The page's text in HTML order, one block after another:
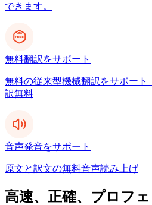
できます。
無料翻訳をサポート
無料の従来型機械翻訳をサポート
訳無料
音声発音をサポート
原文と訳文の無料音声読み上げ
高速、正確、プロフ